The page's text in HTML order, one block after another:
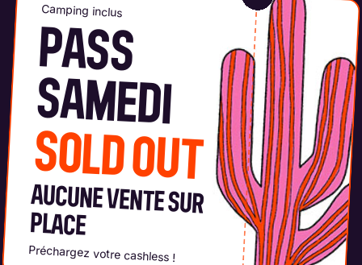
Camping inclus
PASS
SAM
EDI
SOLD OUT
AUCUNE VENTE SUR
PLACE
Préchargez votre cashless !